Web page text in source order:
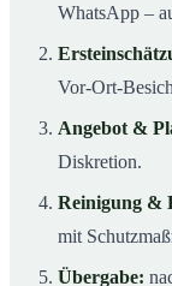
WhatsApp –
Vor-Ort-
Angebot &
Diskretion.
Reinigung &
mit
Übergabe: